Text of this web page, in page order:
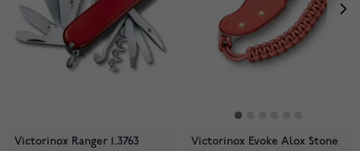
Victorinox Ranger 1.3763
Victorinox Evoke Alox Stone